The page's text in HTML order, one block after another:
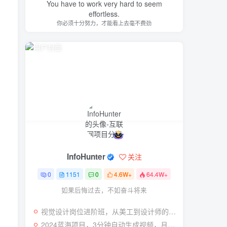
You have to work very hard to seem
effortless.
你必须十分努力，才能看上去毫不费劲
InfoHunter 关注
0 1151 0 4.6W+ 64.4W+
如果后悔过去，不如奋斗将来
视觉设计岗位进阶班，从美工到设计师的蜕变（4节视频课程）
2024蓝海项目，3分钟自动生成视频，月入过万